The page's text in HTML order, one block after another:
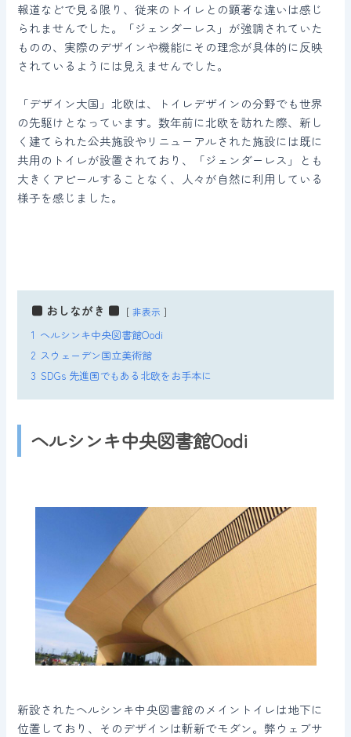
報道などで見る限り、従来のトイレとの顕著な違いは感じ
られませんでした。「ジェンダーレス」が強調されていた
ものの、実際のデザインや機能にその理念が具体的に反映
されているようには見えませんでした。
「デザイン大国」北欧は、トイレデザインの分野でも世界
の先駆けとなっています。数年前に北欧を訪れた際、新し
く建てられた公共施設やリニューアルされた施設には既に
共用のトイレが設置されており、「ジェンダーレス」とも
大きくアピールすることなく、人々が自然に利用している
様子を感じました。
■ おしながき ■ 非表示
1 ヘルシンキ中央図書館Oodi
2 スウェーデン国立美術館
3 SDGs 先進国でもある北欧をお手本に
ヘルシンキ中央図書館Oodi
新設されたヘルシンキ中央図書館のメイントイレは地下に
位置しており、そのデザインは斬新でモダン。弊ウェブサ